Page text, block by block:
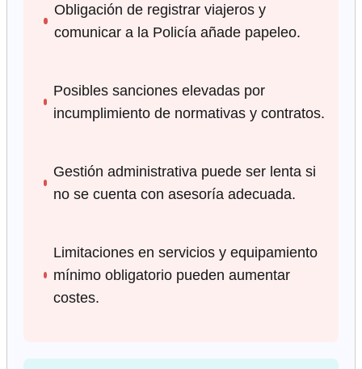
Obligación de registrar viajeros y
comunicar a la Policía añade papeleo.
Posibles sanciones elevadas por
incumplimiento de normativas y contratos.
Gestión administrativa puede ser lenta si
no se cuenta con asesoría adecuada.
Limitaciones en servicios y equipamiento
mínimo obligatorio pueden aumentar
costes.